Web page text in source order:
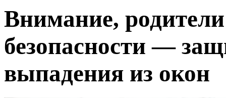
Внимание,
безопасности —
выпадения из окон